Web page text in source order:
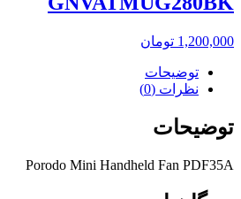
1,200,000 تومان
توضیحات
نظرات (0)
توضیحات
Porodo Mini Handheld Fan PDF35A